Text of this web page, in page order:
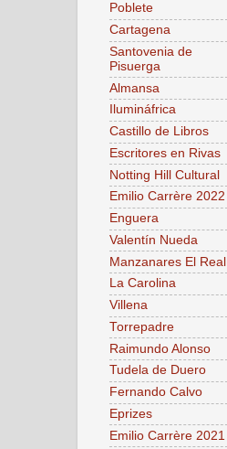
Poblete
Cartagena
Santovenia de
Pisuerga
Almansa
Ilumináfrica
Castillo de Libros
Escritores en Rivas
Notting Hill Cultural
Emilio Carrère 2022
Enguera
Valentín Nueda
Manzanares El Real
La Carolina
Villena
Torrepadre
Raimundo Alonso
Tudela de Duero
Fernando Calvo
Eprizes
Emilio Carrère 2021